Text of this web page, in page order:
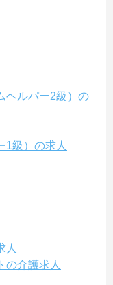
ヘルパー2級）の
1級）の求人
人
の介護求人